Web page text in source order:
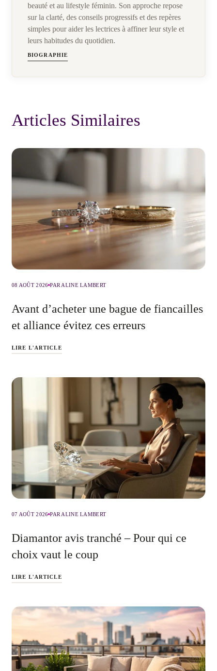
beauté et au lifestyle féminin. Son approche repose
sur la clarté, des conseils progressifs et des repères
simples pour aider les lectrices à affiner leur style et
leurs habitudes du quotidien.
BIOGRAPHIE
Articles Similaires
08 AOÛT 2026 PAR ALINE LAMBERT
Avant d’acheter une bague de fiancailles
et alliance évitez ces erreurs
LIRE L'ARTICLE
07 AOÛT 2026 PAR ALINE LAMBERT
Diamantor avis tranché – Pour qui ce
choix vaut le coup
LIRE L'ARTICLE